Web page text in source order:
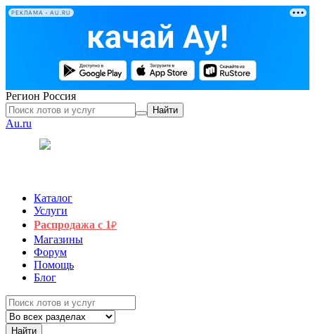
РЕКЛАМА • AU.RU
Регион Россия
Найти
Au.ru
Каталог
Услуги
Распродажа с 1₽
Магазины
Форум
Помощь
Блог
Найти